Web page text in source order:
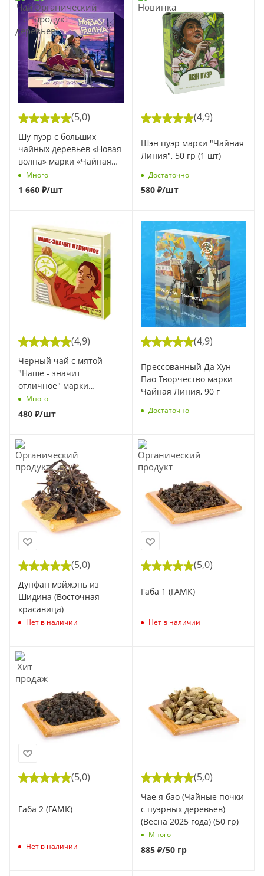
(5,0)
Шу пуэр с больших
чайных деревьев «Новая
волна» марки «Чайная
Линия», 90 г (1 шт)
Много
1 660 ₽/шт
(4,9)
Шэн пуэр марки "Чайная
Линия", 50 гр (1 шт)
Достаточно
580₽/шт
(4,9)
Черный чай с мятой
"Наше - значит
отличное" марки
"Чайная Линия", 100 г (1
шт)
Много
480 ₽/шт
(4,9)
Прессованный Да Хун
Пао Творчество марки
Чайная Линия, 90 г
Достаточно
(5,0)
Дунфан мэйжэнь из
Шидина (Восточная
красавица)
Нет в наличии
(5,0)
Габа 1 (ГАМК)
Нет в наличии
(5,0)
Габа 2 (ГАМК)
Нет в наличии
(5,0)
Чае я бао (Чайные почки
с пуэрных деревьев)
(Весна 2025 года) (50 гр)
Много
885₽/50 гр